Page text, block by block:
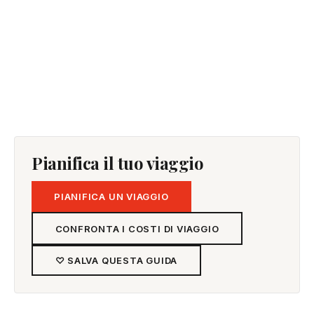
Pianifica il tuo viaggio
PIANIFICA UN VIAGGIO
CONFRONTA I COSTI DI VIAGGIO
♡ SALVA QUESTA GUIDA